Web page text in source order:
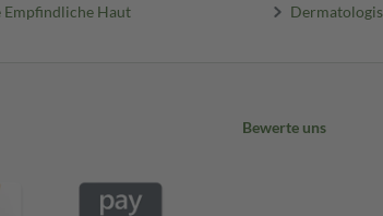
Empfindliche Haut
Bewerte uns